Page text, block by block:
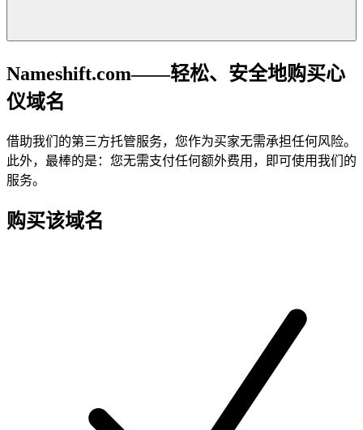
Nameshift.com——轻松、安全地购买心
仪域名
借助我们的第三方托管服务，您作为买家无需承担任何风险。
此外，最棒的是：您无需支付任何额外费用，即可使用我们的
服务。
购买该域名